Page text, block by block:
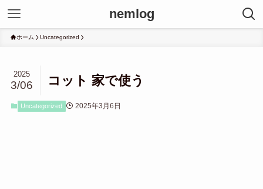
nemlog
ホーム Uncategorized
コット 家で使う
2025
3/06
Uncategorized 2025年3月6日